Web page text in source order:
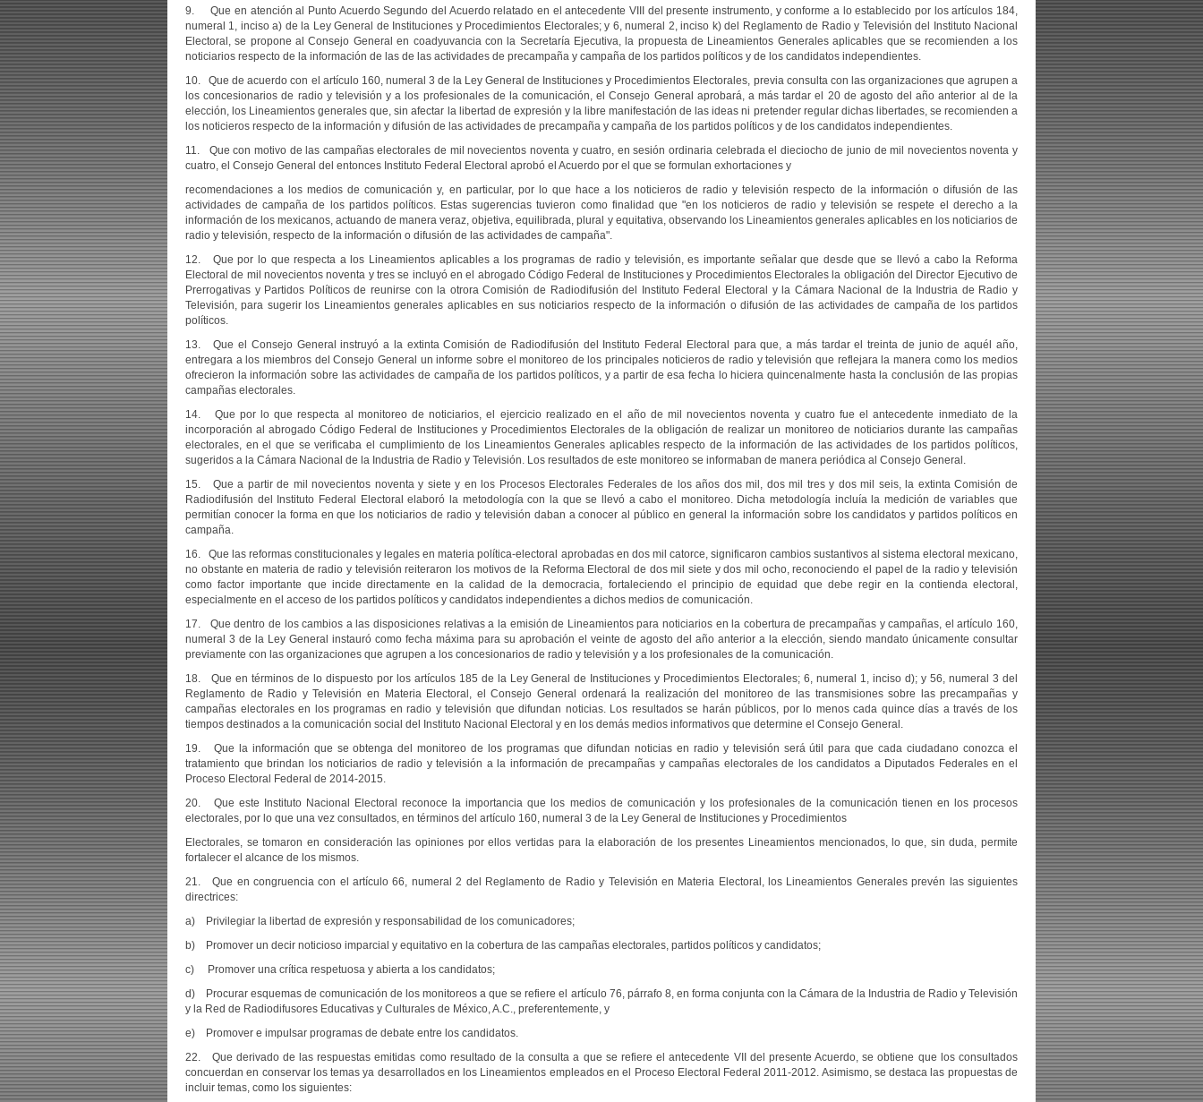
9. Que en atención al Punto Acuerdo Segundo del Acuerdo relatado en el antecedente VIII del presente instrumento, y conforme a lo establecido por los artículos 184,
numeral 1, inciso a) de la Ley General de Instituciones y Procedimientos Electorales; y 6, numeral 2, inciso k) del Reglamento de Radio y Televisión del Instituto Nacional
Electoral, se propone al Consejo General en coadyuvancia con la Secretaría Ejecutiva, la propuesta de Lineamientos Generales aplicables que se recomienden a los
noticiarios respecto de la información de las de las actividades de precampaña y campaña de los partidos políticos y de los candidatos independientes.
10. Que de acuerdo con el artículo 160, numeral 3 de la Ley General de Instituciones y Procedimientos Electorales, previa consulta con las organizaciones que agrupen a
los concesionarios de radio y televisión y a los profesionales de la comunicación, el Consejo General aprobará, a más tardar el 20 de agosto del año anterior al de la
elección, los Lineamientos generales que, sin afectar la libertad de expresión y la libre manifestación de las ideas ni pretender regular dichas libertades, se recomienden a
los noticieros respecto de la información y difusión de las actividades de precampaña y campaña de los partidos políticos y de los candidatos independientes.
11. Que con motivo de las campañas electorales de mil novecientos noventa y cuatro, en sesión ordinaria celebrada el dieciocho de junio de mil novecientos noventa y
cuatro, el Consejo General del entonces Instituto Federal Electoral aprobó el Acuerdo por el que se formulan exhortaciones y
recomendaciones a los medios de comunicación y, en particular, por lo que hace a los noticieros de radio y televisión respecto de la información o difusión de las
actividades de campaña de los partidos políticos. Estas sugerencias tuvieron como finalidad que "en los noticieros de radio y televisión se respete el derecho a la
información de los mexicanos, actuando de manera veraz, objetiva, equilibrada, plural y equitativa, observando los Lineamientos generales aplicables en los noticiarios de
radio y televisión, respecto de la información o difusión de las actividades de campaña".
12. Que por lo que respecta a los Lineamientos aplicables a los programas de radio y televisión, es importante señalar que desde que se llevó a cabo la Reforma
Electoral de mil novecientos noventa y tres se incluyó en el abrogado Código Federal de Instituciones y Procedimientos Electorales la obligación del Director Ejecutivo de
Prerrogativas y Partidos Políticos de reunirse con la otrora Comisión de Radiodifusión del Instituto Federal Electoral y la Cámara Nacional de la Industria de Radio y
Televisión, para sugerir los Lineamientos generales aplicables en sus noticiarios respecto de la información o difusión de las actividades de campaña de los partidos
políticos.
13. Que el Consejo General instruyó a la extinta Comisión de Radiodifusión del Instituto Federal Electoral para que, a más tardar el treinta de junio de aquél año,
entregara a los miembros del Consejo General un informe sobre el monitoreo de los principales noticieros de radio y televisión que reflejara la manera como los medios
ofrecieron la información sobre las actividades de campaña de los partidos políticos, y a partir de esa fecha lo hiciera quincenalmente hasta la conclusión de las propias
campañas electorales.
14. Que por lo que respecta al monitoreo de noticiarios, el ejercicio realizado en el año de mil novecientos noventa y cuatro fue el antecedente inmediato de la
incorporación al abrogado Código Federal de Instituciones y Procedimientos Electorales de la obligación de realizar un monitoreo de noticiarios durante las campañas
electorales, en el que se verificaba el cumplimiento de los Lineamientos Generales aplicables respecto de la información de las actividades de los partidos políticos,
sugeridos a la Cámara Nacional de la Industria de Radio y Televisión. Los resultados de este monitoreo se informaban de manera periódica al Consejo General.
15. Que a partir de mil novecientos noventa y siete y en los Procesos Electorales Federales de los años dos mil, dos mil tres y dos mil seis, la extinta Comisión de
Radiodifusión del Instituto Federal Electoral elaboró la metodología con la que se llevó a cabo el monitoreo. Dicha metodología incluía la medición de variables que
permitían conocer la forma en que los noticiarios de radio y televisión daban a conocer al público en general la información sobre los candidatos y partidos políticos en
campaña.
16. Que las reformas constitucionales y legales en materia política-electoral aprobadas en dos mil catorce, significaron cambios sustantivos al sistema electoral mexicano,
no obstante en materia de radio y televisión reiteraron los motivos de la Reforma Electoral de dos mil siete y dos mil ocho, reconociendo el papel de la radio y televisión
como factor importante que incide directamente en la calidad de la democracia, fortaleciendo el principio de equidad que debe regir en la contienda electoral,
especialmente en el acceso de los partidos políticos y candidatos independientes a dichos medios de comunicación.
17. Que dentro de los cambios a las disposiciones relativas a la emisión de Lineamientos para noticiarios en la cobertura de precampañas y campañas, el artículo 160,
numeral 3 de la Ley General instauró como fecha máxima para su aprobación el veinte de agosto del año anterior a la elección, siendo mandato únicamente consultar
previamente con las organizaciones que agrupen a los concesionarios de radio y televisión y a los profesionales de la comunicación.
18. Que en términos de lo dispuesto por los artículos 185 de la Ley General de Instituciones y Procedimientos Electorales; 6, numeral 1, inciso d); y 56, numeral 3 del
Reglamento de Radio y Televisión en Materia Electoral, el Consejo General ordenará la realización del monitoreo de las transmisiones sobre las precampañas y
campañas electorales en los programas en radio y televisión que difundan noticias. Los resultados se harán públicos, por lo menos cada quince días a través de los
tiempos destinados a la comunicación social del Instituto Nacional Electoral y en los demás medios informativos que determine el Consejo General.
19. Que la información que se obtenga del monitoreo de los programas que difundan noticias en radio y televisión será útil para que cada ciudadano conozca el
tratamiento que brindan los noticiarios de radio y televisión a la información de precampañas y campañas electorales de los candidatos a Diputados Federales en el
Proceso Electoral Federal de 2014-2015.
20. Que este Instituto Nacional Electoral reconoce la importancia que los medios de comunicación y los profesionales de la comunicación tienen en los procesos
electorales, por lo que una vez consultados, en términos del artículo 160, numeral 3 de la Ley General de Instituciones y Procedimientos
Electorales, se tomaron en consideración las opiniones por ellos vertidas para la elaboración de los presentes Lineamientos mencionados, lo que, sin duda, permite
fortalecer el alcance de los mismos.
21. Que en congruencia con el artículo 66, numeral 2 del Reglamento de Radio y Televisión en Materia Electoral, los Lineamientos Generales prevén las siguientes
directrices:
a) Privilegiar la libertad de expresión y responsabilidad de los comunicadores;
b) Promover un decir noticioso imparcial y equitativo en la cobertura de las campañas electorales, partidos políticos y candidatos;
c) Promover una crítica respetuosa y abierta a los candidatos;
d) Procurar esquemas de comunicación de los monitoreos a que se refiere el artículo 76, párrafo 8, en forma conjunta con la Cámara de la Industria de Radio y Televisión
y la Red de Radiodifusores Educativas y Culturales de México, A.C., preferentemente, y
e) Promover e impulsar programas de debate entre los candidatos.
22. Que derivado de las respuestas emitidas como resultado de la consulta a que se refiere el antecedente VII del presente Acuerdo, se obtiene que los consultados
concuerdan en conservar los temas ya desarrollados en los Lineamientos empleados en el Proceso Electoral Federal 2011-2012. Asimismo, se destaca las propuestas de
incluir temas, como los siguientes: